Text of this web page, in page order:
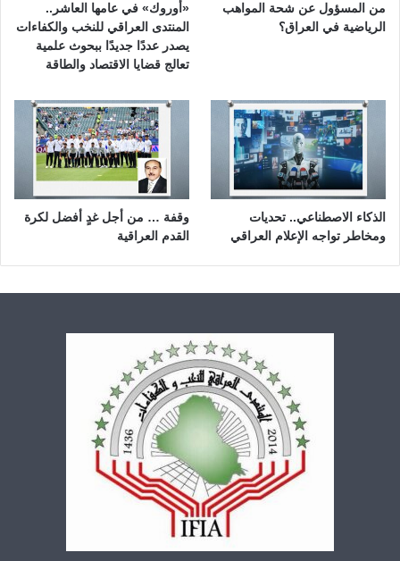
من المسؤول عن شحة المواهب
الرياضية في العراق؟
«أوروك» في عامها العاشر..
المنتدى العراقي للنخب والكفاءات
يصدر عددًا جديدًا ببحوث علمية
تعالج قضايا الاقتصاد والطاقة
الذكاء الاصطناعي.. تحديات
ومخاطر تواجه الإعلام العراقي
وقفة … من أجل غدٍ أفضل لكرة
القدم العراقية